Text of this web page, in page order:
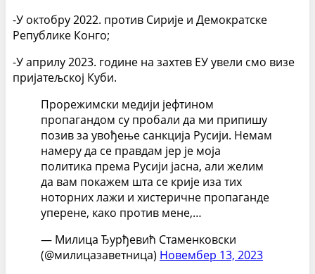
-У октобру 2022. против Сирије и Демократске
Републике Конго;
-У априлу 2023. године на захтев ЕУ увели смо визе
пријатељској Куби.
Прорежимски медији јефтином
пропагандом су пробали да ми припишу
позив за увођење санкција Русији. Немам
намеру да се правдам јер је моја
политика према Русији јасна, али желим
да вам покажем шта се крије иза тих
ноторних лажи и хистеричне пропаганде
уперене, како против мене,…
— Милица Ђурђевић Стаменковски
(@милицазаветница) Новембер 13, 2023